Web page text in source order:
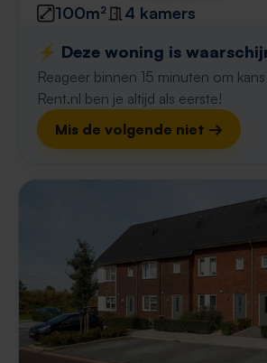
100m²
4 kamers
⚡️ Deze woning is
Reageer binnen 15 minuten om
Rent.nl ben je altijd als eerste!
Mis de volgende niet →